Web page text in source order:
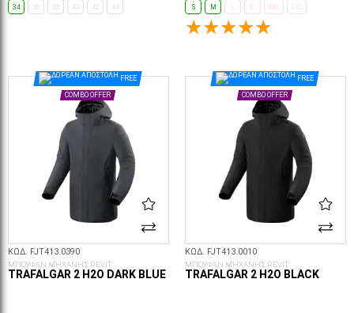
34 36 38 40 42 44 S M XL XXL 3XL
FREE
COMBO OFFER
ΚΩΔ. FJT413.0390
ΜΠΟΥΦΑΝ ΜΗΧΑΝΗΣ REVIT
TRAFALGAR 2 H2O DARK BLUE
FREE
COMBO OFFER
ΚΩΔ. FJT413.0010
ΜΠΟΥΦΑΝ ΜΗΧΑΝΗΣ REVIT
TRAFALGAR 2 H2O BLACK